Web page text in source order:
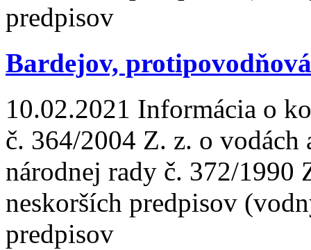
predpisov
Bardejov,
10.02.2021 Informácia o
č. 364/2004 Z. z. o vodách
národnej rady č. 372/1990
neskorších predpisov
predpisov